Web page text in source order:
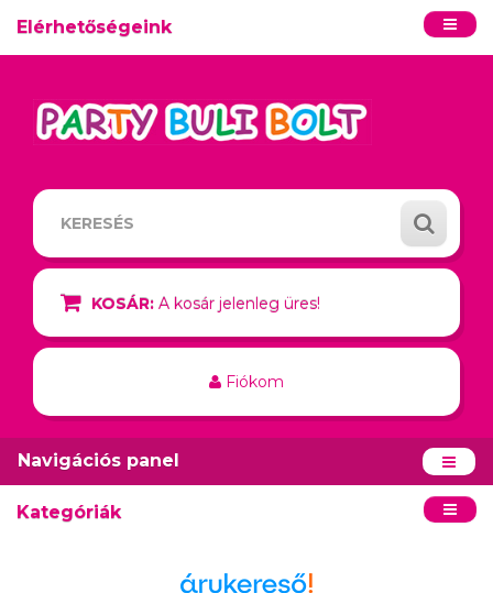
Elérhetőségeink
KOSÁR: A kosár jelenleg üres!
Fiókom
Navigációs panel
Kategóriák